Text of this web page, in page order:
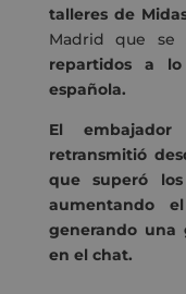
talleres de
Madrid que se
repartidos a
española.
El
retransmitió
que superó los
aumentando
generando una
en el chat.